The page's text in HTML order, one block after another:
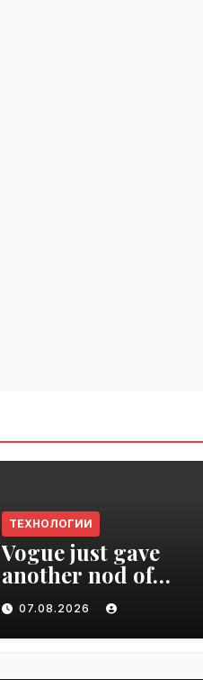
ТЕХНОЛОГИИ
Vogue just gave
another nod of
approval to the tech
world | VseTime.ru
07.08.2026